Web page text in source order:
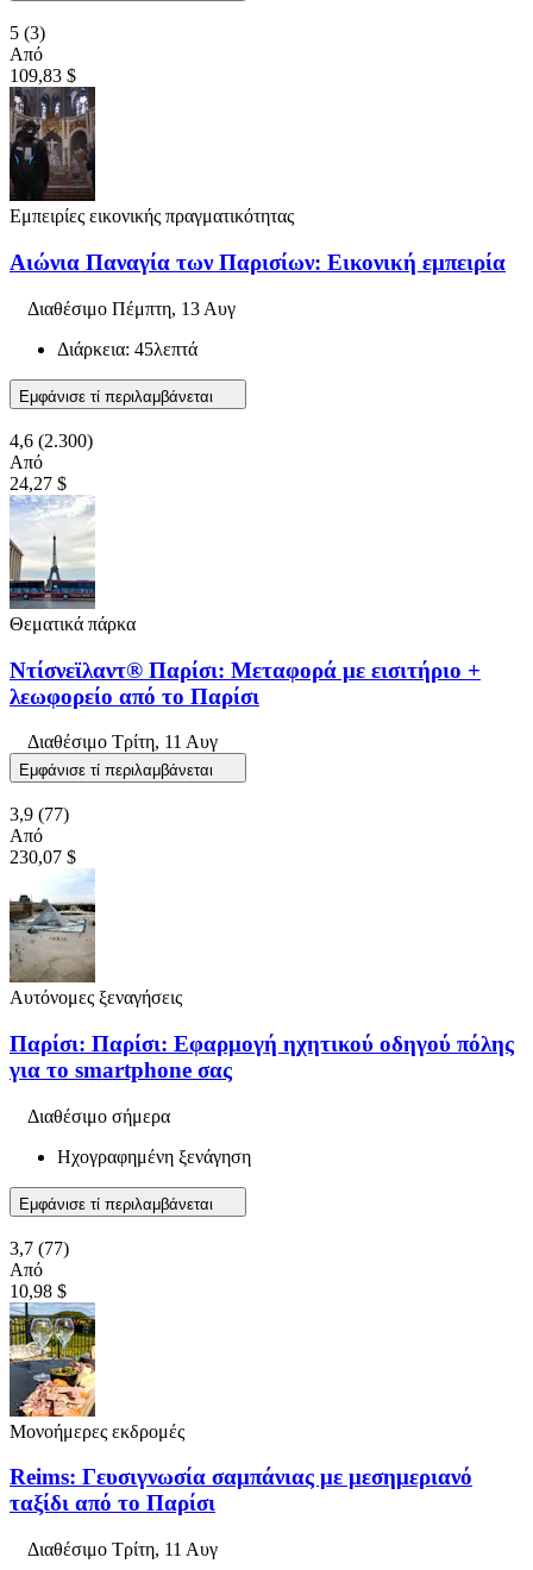
5 (3)
Από
109,83 $
Εμπειρίες εικονικής πραγματικότητας
Αιώνια Παναγία των Παρισίων: Εικονική εμπειρία
Διαθέσιμο Πέμπτη, 13 Αυγ
Διάρκεια: 45λεπτά
Εμφάνισε τί περιλαμβάνεται
4,6 (2.300)
Από
24,27 $
Θεματικά πάρκα
Ντίσνεϊλαντ® Παρίσι: Μεταφορά με εισιτήριο +
λεωφορείο από το Παρίσι
Διαθέσιμο Τρίτη, 11 Αυγ
Εμφάνισε τί περιλαμβάνεται
3,9 (77)
Από
230,07 $
Αυτόνομες ξεναγήσεις
Παρίσι: Παρίσι: Εφαρμογή ηχητικού οδηγού πόλης
για το smartphone σας
Διαθέσιμο σήμερα
Ηχογραφημένη ξενάγηση
Εμφάνισε τί περιλαμβάνεται
3,7 (77)
Από
10,98 $
Μονοήμερες εκδρομές
Reims: Γευσιγνωσία σαμπάνιας με μεσημεριανό
ταξίδι από το Παρίσι
Διαθέσιμο Τρίτη, 11 Αυγ